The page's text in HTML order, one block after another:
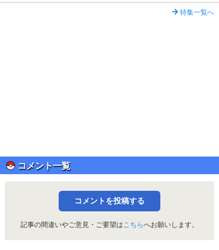
特集一覧へ
コメント一覧
コメントを投稿する
記事の間違いやご意見・ご要望はこちらへお願いします。